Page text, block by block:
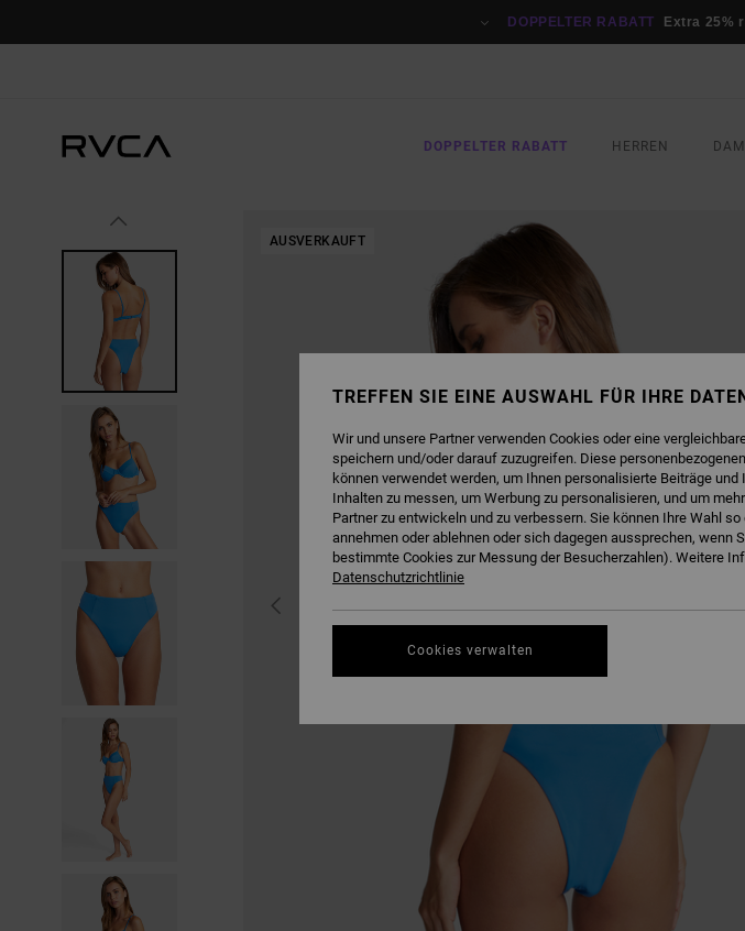
DOPPELTER RABATT Extra 25%
DOPPELTER RABATT HERREN
AUSVERKAUFT
TREFFEN SIE EINE AUSWAHL FÜR IHRE
Wir und unsere Partner verwenden Cookies oder eine
speichern und/oder darauf zuzugreifen. Diese
können verwendet werden, um Ihnen personalisierte Beiträge
Inhalten zu messen, um Werbung zu personalisieren, und um
Partner zu entwickeln und zu verbessern. Sie können Ihre Wahl
annehmen oder ablehnen oder sich dagegen aussprechen, wenn
bestimmte Cookies zur Messung der Besucherzahlen). Weitere
Datenschutzrichtlinie
Cookies verwalten